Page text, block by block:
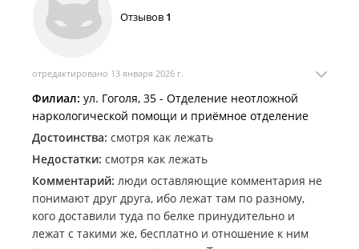
Отзывов 1
отредактировано 13 января 2026 г.
Филиал: ул. Гоголя, 35 - Отделение неотложной
наркологической помощи и приёмное отделение
Достоинства: смотря как лежать
Недостатки: смотря как лежать
Комментарий: люди оставляющие комментария не
понимают друг друга, ибо лежат там по разному,
кого доставили туда по белке принудительно и
лежат с такими же, бесплатно и отношение к ним